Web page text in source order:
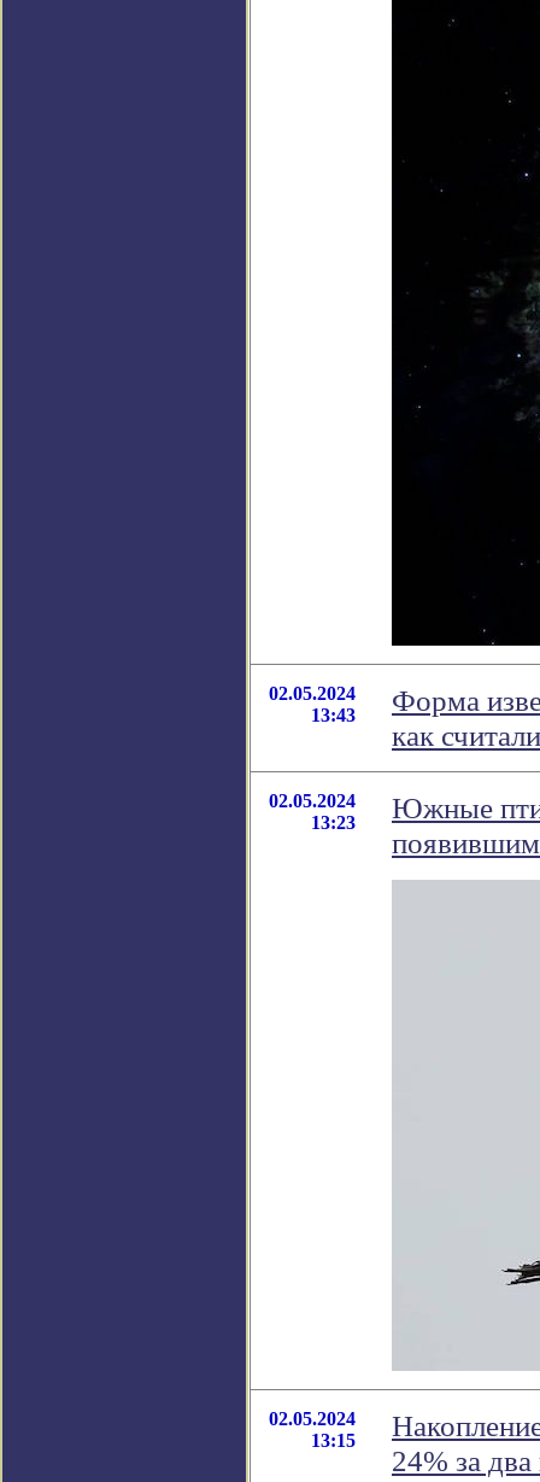
02.05.2024
13:43
Форма
как
02.05.2024
13:23
Южные
02.05.2024
13:15
24% за два